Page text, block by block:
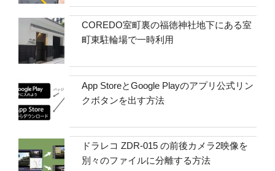
COREDO室町裏の福徳神社地下にある室
町東駐輪場で一時利用
App StoreとGoogle Playのアプリ公式リン
クボタンを出す方法
ドラレコ ZDR-015 の前後カメラ2映像を
別々のファイルに分離する方法